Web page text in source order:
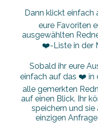
Dann klickt
eure Favoriten
ausgewählten
❤️-Liste in der
Sobald ihr eure
einfach auf das ❤️ in
alle gemerkten
auf einen Blick. Ihr
speichern und
einzigen